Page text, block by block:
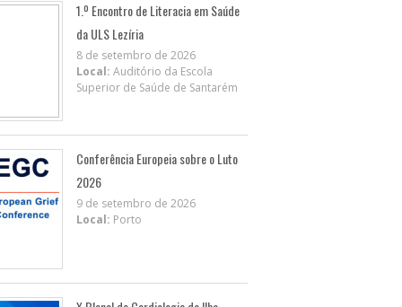
1.º Encontro de Literacia em Saúde
da ULS Lezíria
8 de setembro de 2026
Local: Auditório da Escola
Superior de Saúde de Santarém
Conferência Europeia sobre o Luto
2026
9 de setembro de 2026
Local: Porto